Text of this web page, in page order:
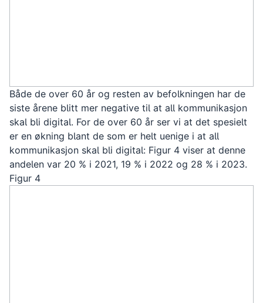
Både de over 60 år og resten av befolkningen har de
siste årene blitt mer negative til at all kommunikasjon
skal bli digital. For de over 60 år ser vi at det spesielt
er en økning blant de som er helt uenige i at all
kommunikasjon skal bli digital: Figur 4 viser at denne
andelen var 20 % i 2021, 19 % i 2022 og 28 % i 2023.
Figur 4